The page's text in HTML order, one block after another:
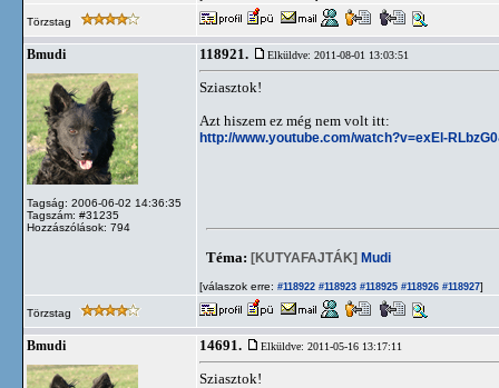
Törzstag
Bmudi
Tagság: 2006-06-02 14:36:35
Tagszám: #31235
Hozzászólások: 794
118921. Elküldve: 2011-08-01 13:03:51
Sziasztok!
Azt hiszem ez még nem volt itt:
http://www.youtube.com/watch?v=exEl-
Téma: [KUTYAFAJTÁK] Mudi
[válaszok erre: #118922 #118923 #118925 #118926 #118927]
Törzstag
Bmudi 14691. Elküldve: 2011-05-16 13:17:11
Sziasztok!